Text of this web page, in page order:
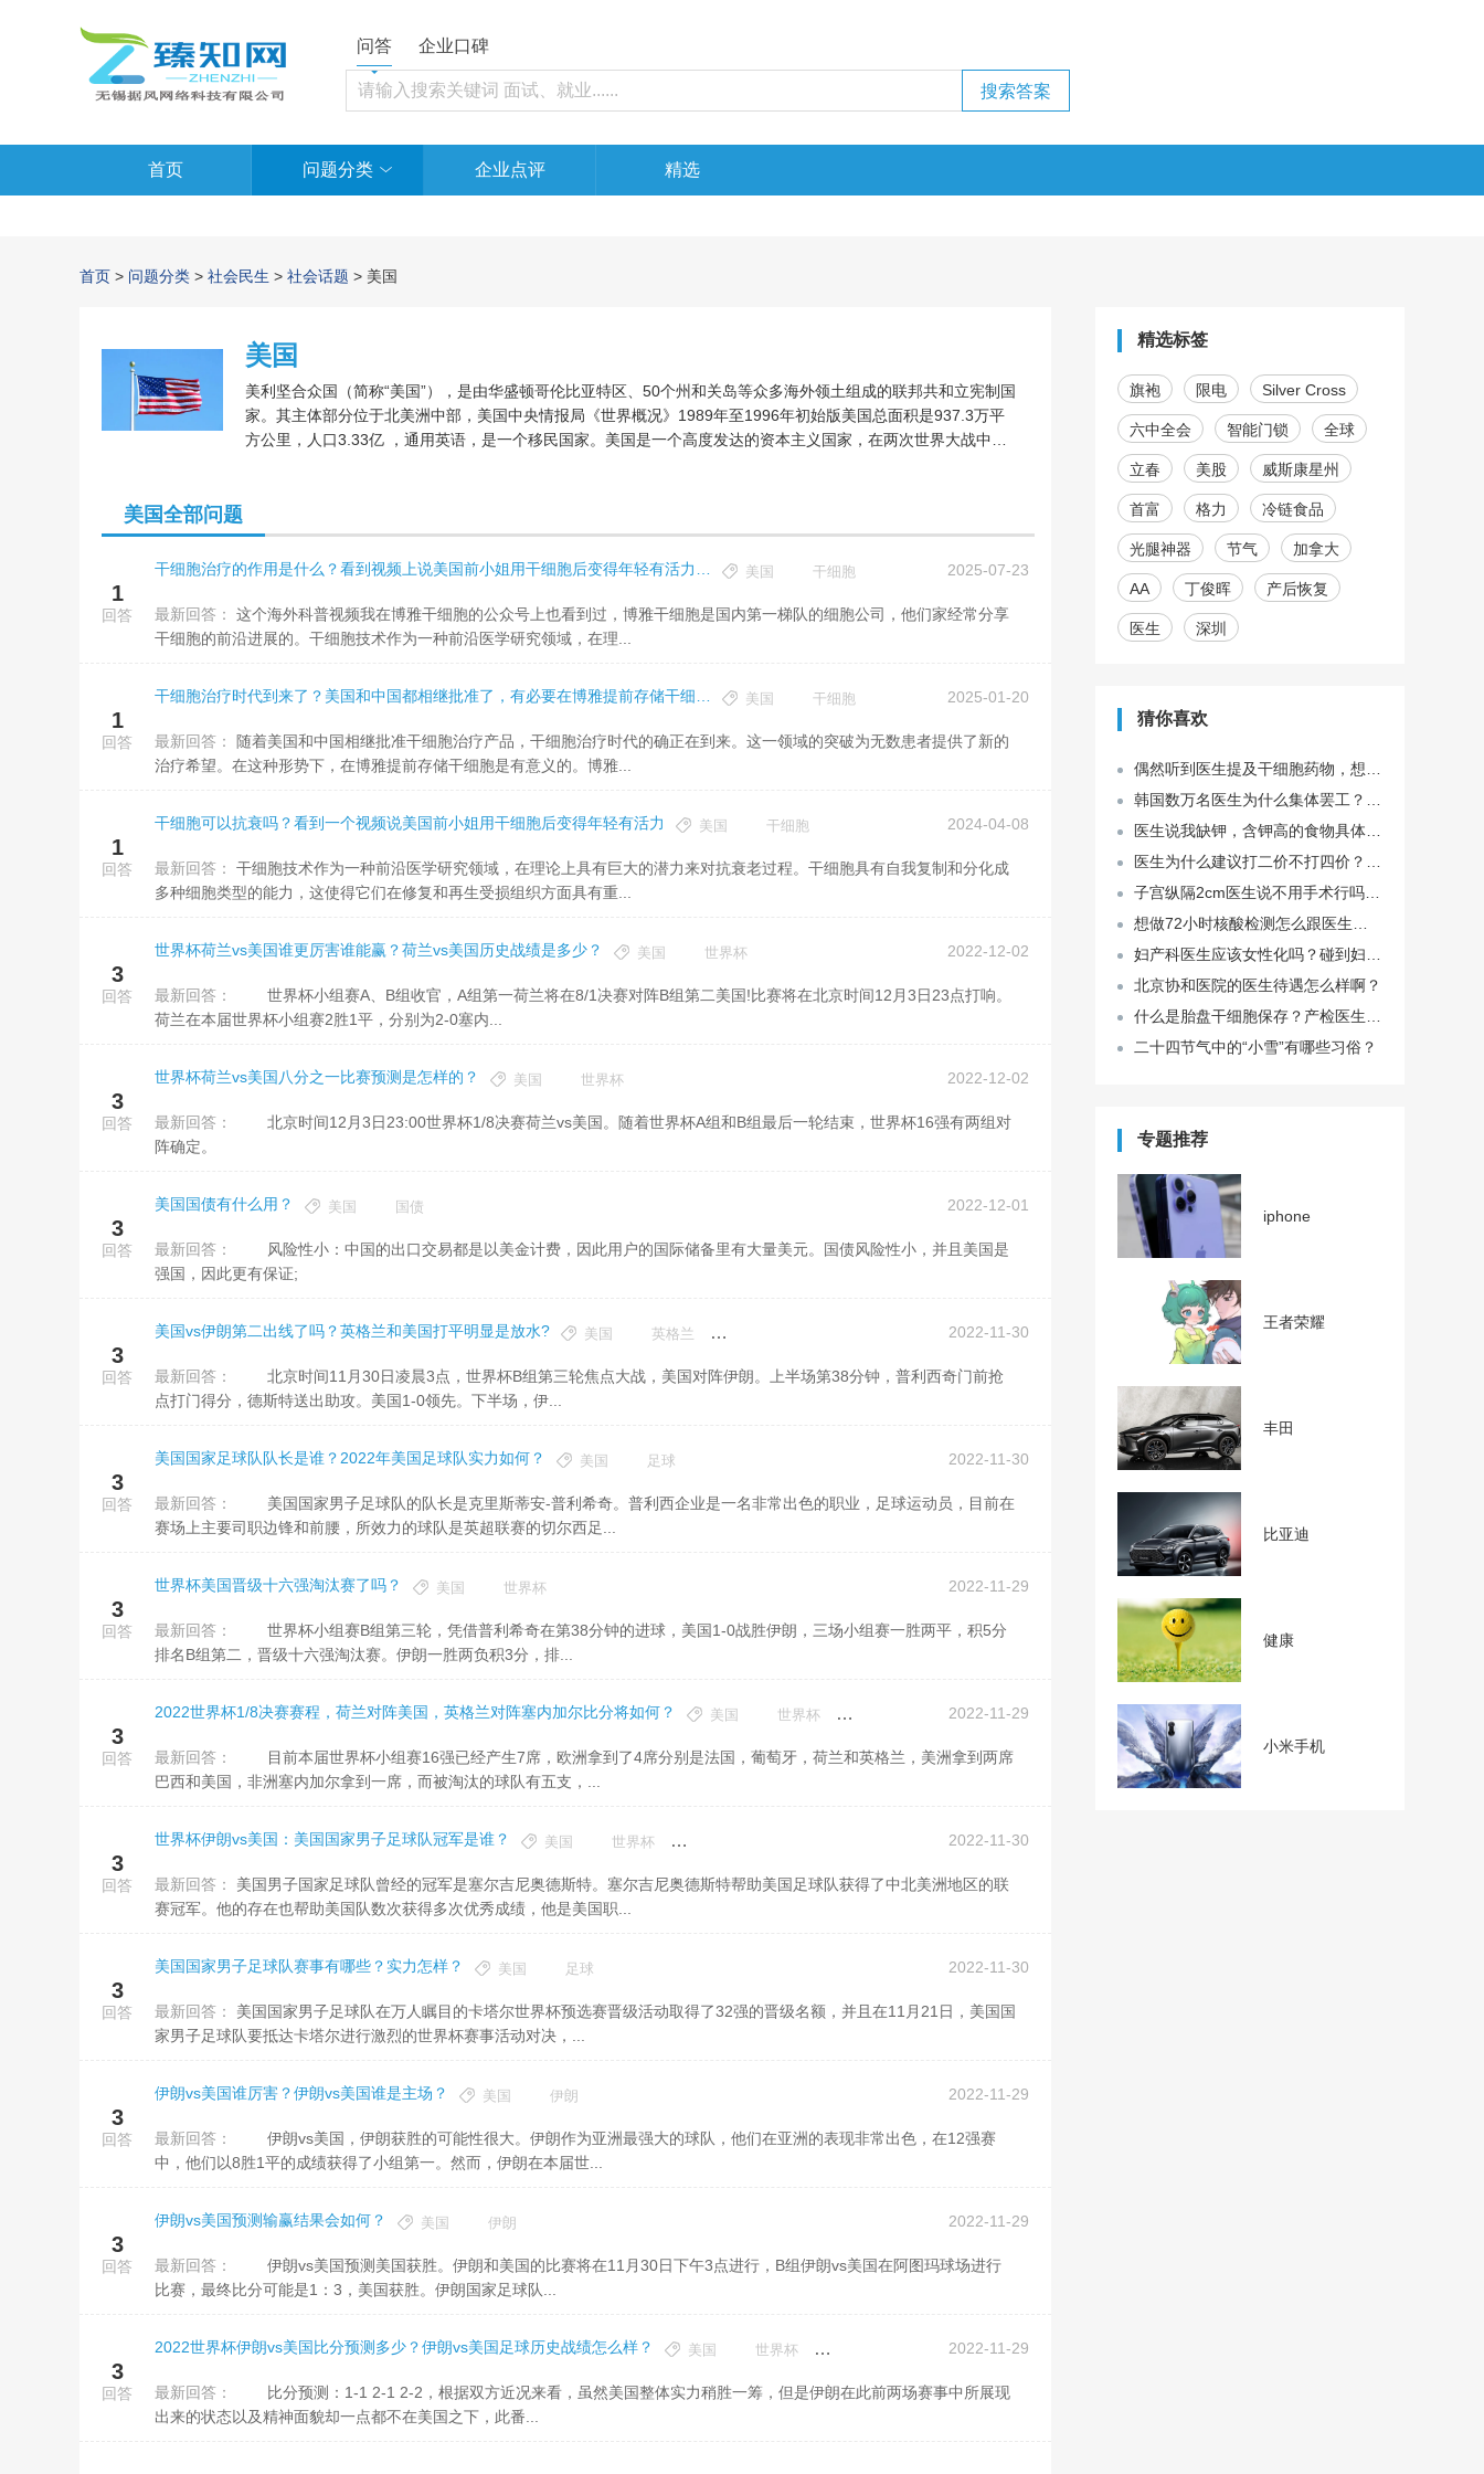
问答 企业口碑
首页 问题分类 企业点评 精选
首页 > 问题分类 > 社会民生 > 社会话题 > 美国
美国
美利坚合众国（简称“美国”），是由华盛顿哥伦比亚特区、50个州和关岛等众多海外领土组成的联邦共和立宪制国
家。其主体部分位于北美洲中部，美国中央情报局《世界概况》1989年至1996年初始版美国总面积是937.3万平
方公里，人口3.33亿 ，通用英语，是一个移民国家。美国是一个高度发达的资本主义国家，在两次世界大战中，
美国全部问题
1
回答
2025-07-23
美国 干细胞
最新回答：
干细胞的前沿进展的。干细胞技术作为一种前沿医学研究领域，在理...
1
回答
2025-01-20
美国 干细胞
最新回答：
治疗希望。在这种形势下，在博雅提前存储干细胞是有意义的。博雅...
1
回答
干细胞可以抗衰吗？看到一个视频说美国前小姐用干细胞后变得年轻有活力 2024-04-08
美国 干细胞
最新回答：
多种细胞类型的能力，这使得它们在修复和再生受损组织方面具有重...
3
回答
世界杯荷兰vs美国谁更厉害谁能赢？荷兰vs美国历史战绩是多少？ 2022-12-02
美国 世界杯
最新回答：
荷兰在本届世界杯小组赛2胜1平，分别为2-0塞内...
3
回答
世界杯荷兰vs美国八分之一比赛预测是怎样的？ 2022-12-02
美国 世界杯
最新回答：
阵确定。
3
回答
美国国债有什么用？ 2022-12-01
美国 国债
最新回答：
强国，因此更有保证;
3
回答
美国vs伊朗第二出线了吗？英格兰和美国打平明显是放水? 2022-11-30
美国 英格兰
最新回答：
点打门得分，德斯特送出助攻。美国1-0领先。下半场，伊...
3
回答
美国国家足球队队长是谁？2022年美国足球队实力如何？ 2022-11-30
美国 足球
最新回答：
赛场上主要司职边锋和前腰，所效力的球队是英超联赛的切尔西足...
3
回答
世界杯美国晋级十六强淘汰赛了吗？ 2022-11-29
美国 世界杯
最新回答：
排名B组第二，晋级十六强淘汰赛。伊朗一胜两负积3分，排...
3
回答
2022世界杯1/8决赛赛程，荷兰对阵美国，英格兰对阵塞内加尔比分将如何？ 2022-11-29
美国 世界杯
最新回答：
巴西和美国，非洲塞内加尔拿到一席，而被淘汰的球队有五支，...
3
回答
世界杯伊朗vs美国：美国国家男子足球队冠军是谁？ 2022-11-30
美国 世界杯
最新回答：
赛冠军。他的存在也帮助美国队数次获得多次优秀成绩，他是美国职...
3
回答
美国国家男子足球队赛事有哪些？实力怎样？ 2022-11-30
美国 足球
最新回答：
家男子足球队要抵达卡塔尔进行激烈的世界杯赛事活动对决，...
3
回答
伊朗vs美国谁厉害？伊朗vs美国谁是主场？ 2022-11-29
美国 伊朗
最新回答：
中，他们以8胜1平的成绩获得了小组第一。然而，伊朗在本届世...
3
回答
伊朗vs美国预测输赢结果会如何？ 2022-11-29
美国 伊朗
最新回答：
比赛，最终比分可能是1：3，美国获胜。伊朗国家足球队...
3
回答
2022世界杯伊朗vs美国比分预测多少？伊朗vs美国足球历史战绩怎么样？ 2022-11-29
美国 世界杯
最新回答：
出来的状态以及精神面貌却一点都不在美国之下，此番...
精选标签
旗袍 限电 Silver Cross
六中全会 智能门锁 全球
立春 美股 威斯康星州
首富 格力 冷链食品
光腿神器 节气 加拿大
AA 丁俊晖 产后恢复
医生 深圳
猜你喜欢
北京协和医院的医生待遇怎么样啊？
二十四节气中的“小雪”有哪些习俗？
专题推荐
iphone
王者荣耀
丰田
比亚迪
健康
小米手机